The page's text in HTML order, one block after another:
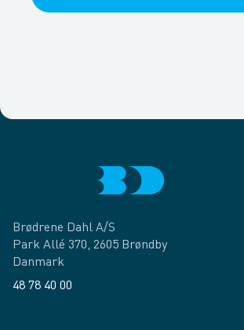
Brødrene Dahl A/S
Park Allé 370, 2605 Brøndby
Danmark
48 78 40 00